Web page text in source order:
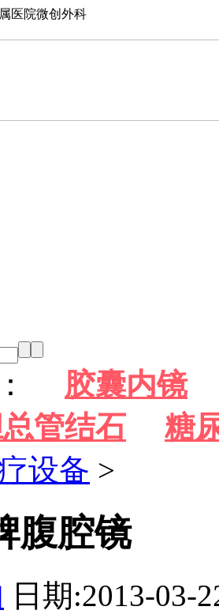
医院微创外科
： 胶囊内镜
管结石
糖
设备 >
腹腔镜
日期:2013-03-